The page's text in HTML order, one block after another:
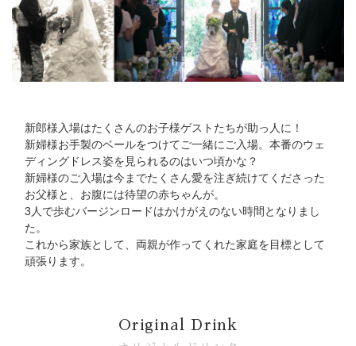
新郎様入場はたくさんのお子様ゲストたちが助っ人に！
新婦様お手製のベールをつけてご一緒にご入場。本番のウェ
ディングドレス姿を見られるのはいつ頃かな？
新婦様のご入場は今までたくさん愛を注ぎ続けてくださった
お父様と、お腹には待望の赤ちゃんが。
3人で歩むバージンロードはかけがえのない時間となりまし
た。
これから家族として、両親が作ってくれた家庭を目標として
頑張ります。
Original Drink